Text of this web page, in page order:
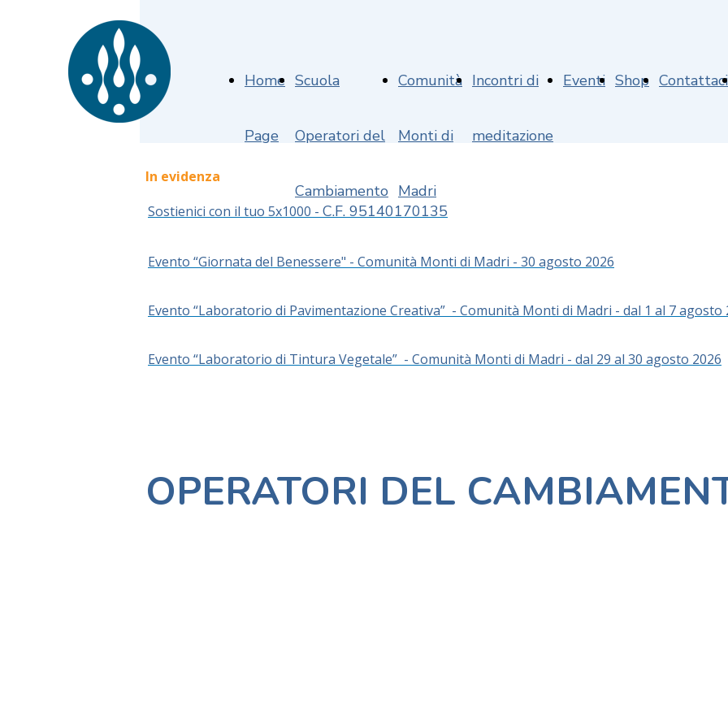
Home
Page
Scuola
Operatori del
Cambiamento
Comunità
Monti di
Madri
Incontri di
meditazione
Eventi Shop Contattaci
In evidenza
Sostienici con il tuo 5x1000 - C.F. 95140170135
Evento “Giornata del Benessere" - Comunità Monti di Madri - 30 agosto 2026
Evento “Laboratorio di Pavimentazione Creativa” - Comunità Monti di Madri - dal 1 al 7 agosto
Evento “Laboratorio di Tintura Vegetale” - Comunità Monti di Madri - dal 29 al 30 agosto 2026
OPERATORI DEL